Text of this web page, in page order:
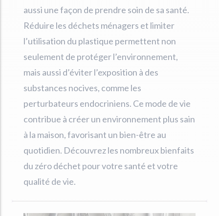
aussi une façon de prendre soin de sa santé.
Réduire les déchets ménagers et limiter
l’utilisation du plastique permettent non
seulement de protéger l’environnement,
mais aussi d’éviter l’exposition à des
substances nocives, comme les
perturbateurs endocriniens. Ce mode de vie
contribue à créer un environnement plus sain
à la maison, favorisant un bien-être au
quotidien. Découvrez les nombreux bienfaits
du zéro déchet pour votre santé et votre
qualité de vie.